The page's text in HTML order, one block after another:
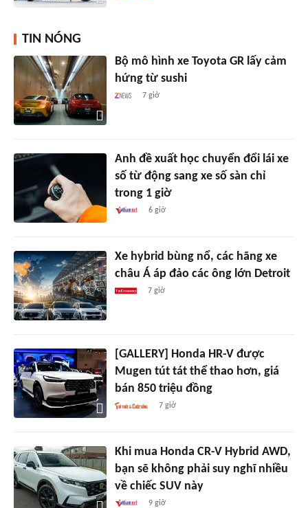
TIN NÓNG
Bộ mô hình xe Toyota GR lấy cảm
hứng từ sushi
7 giờ
Anh đề xuất học chuyển đổi lái xe
số từ động sang xe số sàn chỉ
trong 1 giờ
6 giờ
Xe hybrid bùng nổ, các hãng xe
châu Á áp đảo các ông lớn Detroit
7 giờ
[GALLERY] Honda HR-V được
Mugen tút tát thể thao hơn, giá
bán 850 triệu đồng
7 giờ
Khi mua Honda CR-V Hybrid AWD,
bạn sẽ không phải suy nghĩ nhiều
về chiếc SUV này
9 giờ